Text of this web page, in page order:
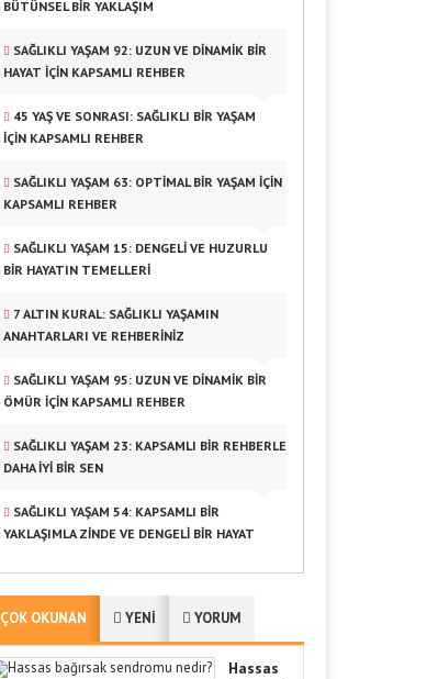
BÜTÜNSEL BIR YAKLAŞIM
SAĞLIKLI YAŞAM 92: UZUN VE DINAMIK BIR
HAYAT İÇIN KAPSAMLI REHBER
45 YAŞ VE SONRASI: SAĞLIKLI BIR YAŞAM
İÇIN KAPSAMLI REHBER
SAĞLIKLI YAŞAM 63: OPTIMAL BIR YAŞAM İÇIN
KAPSAMLI REHBER
SAĞLIKLI YAŞAM 15: DENGELI VE HUZURLU
BIR HAYATIN TEMELLERI
7 ALTIN KURAL: SAĞLIKLI YAŞAMIN
ANAHTARLARI VE REHBERINIZ
SAĞLIKLI YAŞAM 95: UZUN VE DINAMIK BIR
ÖMÜR İÇIN KAPSAMLI REHBER
SAĞLIKLI YAŞAM 23: KAPSAMLI BIR REHBERLE
DAHA İYI BIR SEN
SAĞLIKLI YAŞAM 54: KAPSAMLI BIR
YAKLAŞIMLA ZINDE VE DENGELI BIR HAYAT
ÇOK OKUNAN YENİ YORUM
Hassas